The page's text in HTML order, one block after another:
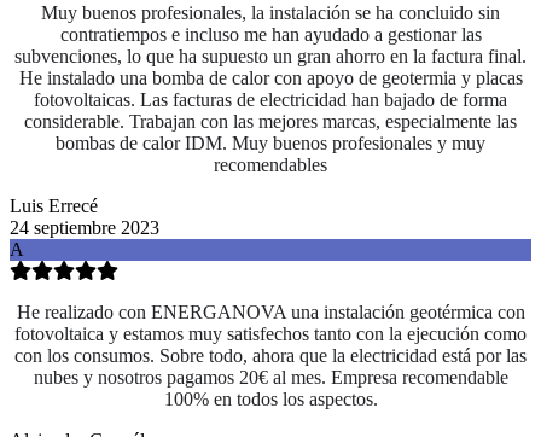
Muy buenos profesionales, la instalación se ha concluido sin
contratiempos e incluso me han ayudado a gestionar las
subvenciones, lo que ha supuesto un gran ahorro en la factura final.
He instalado una bomba de calor con apoyo de geotermia y placas
fotovoltaicas. Las facturas de electricidad han bajado de forma
considerable. Trabajan con las mejores marcas, especialmente las
bombas de calor IDM. Muy buenos profesionales y muy
recomendables
Luis Errecé
24 septiembre 2023
A
He realizado con ENERGANOVA una instalación geotérmica con
fotovoltaica y estamos muy satisfechos tanto con la ejecución como
con los consumos. Sobre todo, ahora que la electricidad está por las
nubes y nosotros pagamos 20€ al mes. Empresa recomendable
100% en todos los aspectos.